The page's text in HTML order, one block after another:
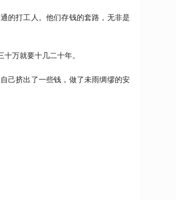
的打工人。他们存钱的套路，无非是
万就要十几二十年。
己挤出了一些钱，做了未雨绸缪的安